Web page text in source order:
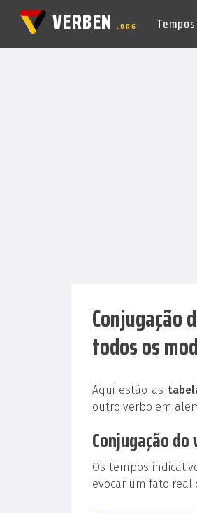
VERBEN.ORG Tempos
Conjugação
todos os
Aqui estão as
outro verbo em
Conjugação
Os tempos
evocar um fato real